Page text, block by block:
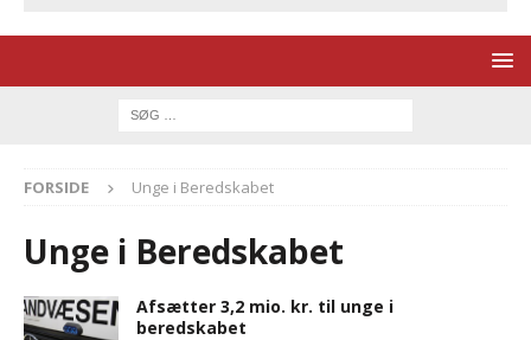
FORSIDE Unge i Beredskabet
Unge i Beredskabet
Afsætter 3,2 mio. kr. til unge i
beredskabet